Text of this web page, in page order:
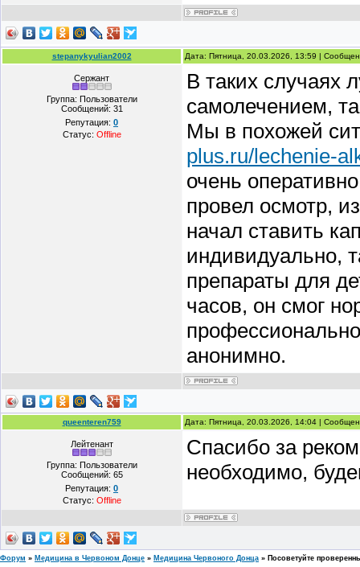
stepanykyulian2002 Дата: Пятница, 20.03.2026, 13:59 |
Сержант
Группа: Пользователи
Сообщений: 31
Репутация: 0
Статус: Offline
В таких случаях
самолечением,
Мы в похожей
plus.ru/lechenie-
очень
провел осмотр,
начал ставить
индивидуально,
препараты для
часов, он смог
анонимно.
queenteren759 Дата: Пятница, 20.03.2026, 14:04 |
Лейтенант
Группа: Пользователи
Сообщений: 65
Репутация: 0
Статус: Offline
Спасибо за
необходимо,
Форум » Медицина в Червоном Донце » Медицина Червоного Донца » Посоветуйте